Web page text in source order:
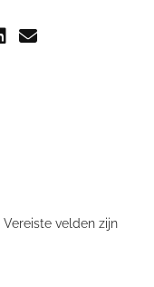
Vereiste velden zijn